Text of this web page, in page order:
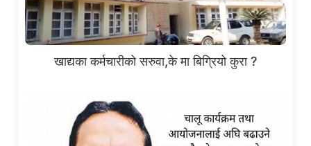
खाद्यका कर्मचारीको सरुवा,के मा बिग्रियो कुरा ?